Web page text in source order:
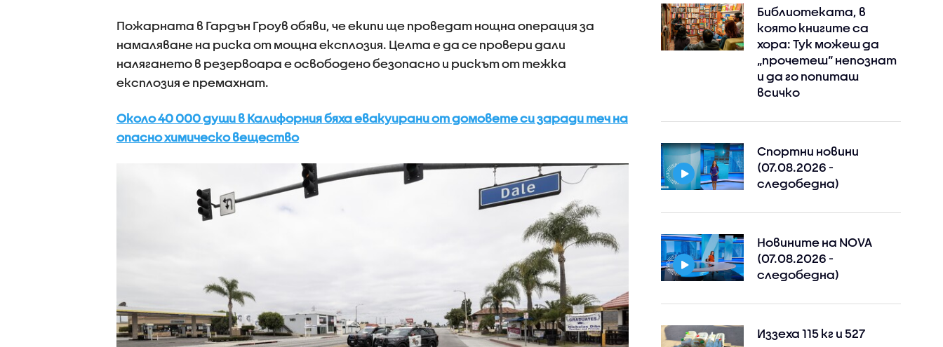
Пожарната в Гардън Гроув обяви, че екипи ще проведат нощна операция за
намаляване на риска от мощна експлозия. Целта е да се провери дали
налягането в резервоара е освободено безопасно и рискът от тежка
експлозия е премахнат.
Около 40 000 души в Калифорния бяха евакуирани от домовете си заради теч на
опасно химическо вещество
Библиотеката, в
която книгите са
хора: Тук можеш да
„прочетеш“ непознат
и да го попиташ
всичко
Спортни новини
(07.08.2026 -
следобедна)
Новините на NOVA
(07.08.2026 -
следобедна)
Иззеха 115 кг и 527